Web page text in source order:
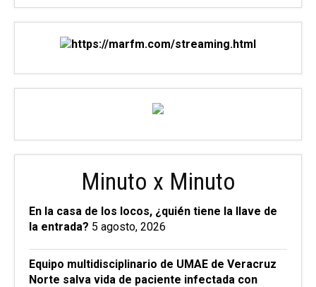
Minuto x Minuto
En la casa de los locos, ¿quién tiene la llave de
la entrada? 5 agosto, 2026
Equipo multidisciplinario de UMAE de Veracruz
Norte salva vida de paciente infectada con